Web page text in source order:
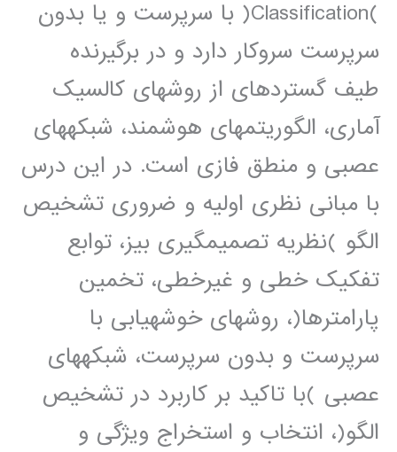
)Classification( با سرپرست و يا بدون
سرپرست سروکار دارد و در برگيرنده
طيف گستردهای از روشهای کالسيک
آماری، الگوريتمهای هوشمند، شبکههای
عصبی و منطق فازی است. در اين درس
با مبانی نظری اوليه و ضروری تشخيص
الگو )نظريه تصميمگيری بيز، توابع
تفکيک خطی و غيرخطی، تخمين
پارامترها(، روشهای خوشهيابی با
سرپرست و بدون سرپرست، شبکههای
عصبی )با تاکيد بر کاربرد در تشخيص
الگو(، انتخاب و استخراج ويژگی و